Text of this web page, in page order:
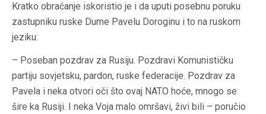
Kratko obraćanje iskoristio je i da uputi posebnu poruku
zastupniku ruske Dume Pavelu Doroginu i to na ruskom
jeziku:
– Poseban pozdrav za Rusiju. Pozdravi Komunističku
partiju sovjetsku, pardon, ruske federacije. Pozdrav za
Pavela i neka otvori oči što ovaj NATO hoće, mnogo se
šire ka Rusiji. I neka Voja malo omršavi, živi bili – poručio